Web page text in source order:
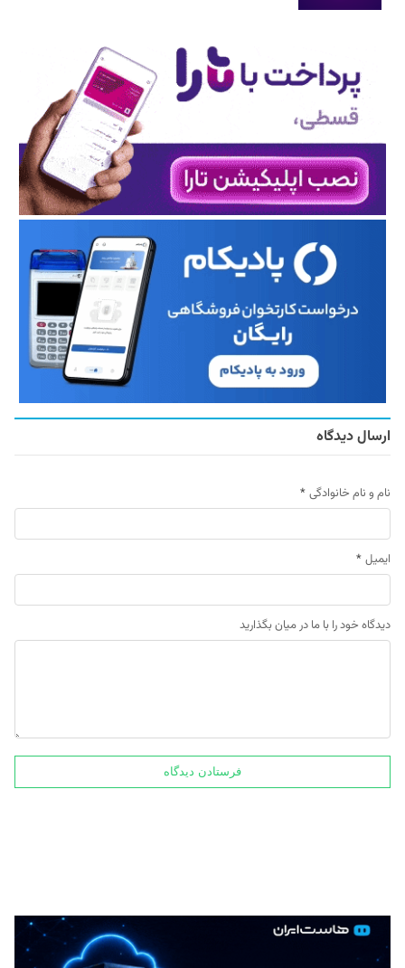
ارسال دیدگاه
نام و نام خانوادگی *
ایمیل *
دیدگاه خود را با ما در میان بگذارید